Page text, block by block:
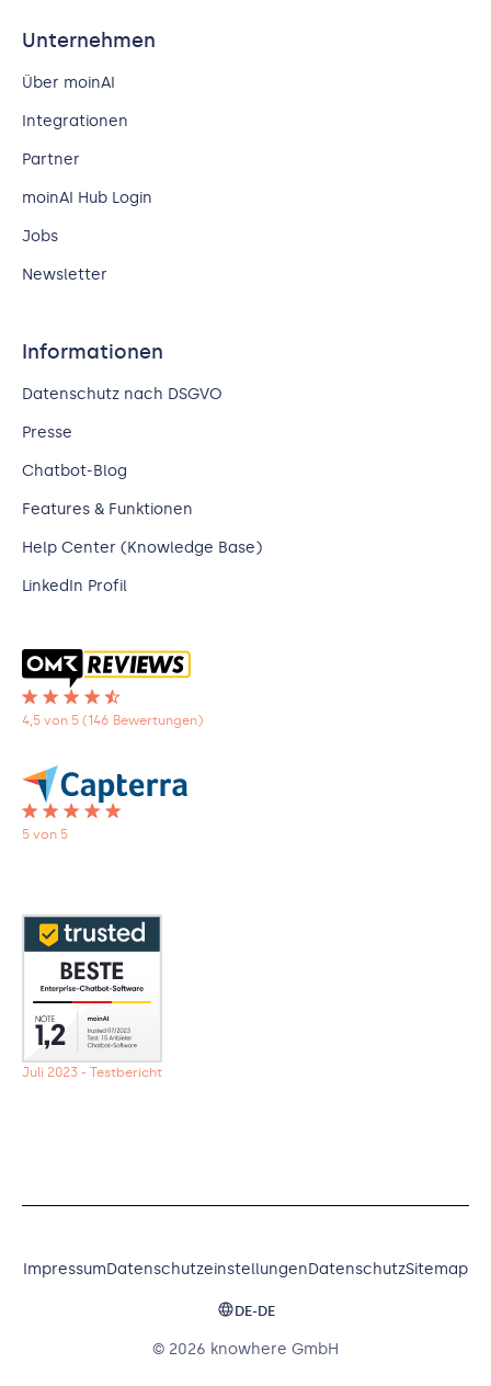
Unternehmen
Über moinAI
Integrationen
Partner
moinAI Hub Login
Jobs
Newsletter
Informationen
Datenschutz nach DSGVO
Presse
Chatbot-Blog
Features & Funktionen
Help Center (Knowledge Base)
LinkedIn Profil
4,5 von 5 (146 Bewertungen)
5 von 5
Juli 2023 - Testbericht
© 2026 knowhere GmbH
ImpressumDatenschutzeinstellungenDatenschutzSitemap
DE-DE